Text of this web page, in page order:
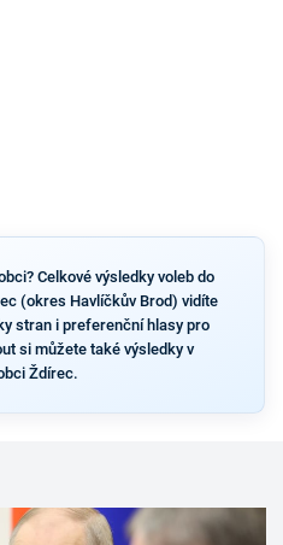
Celkové výsledky voleb do
(okres Havlíčkův Brod) vidíte
stran i preferenční hlasy pro
si můžete také výsledky v
Ždírec.